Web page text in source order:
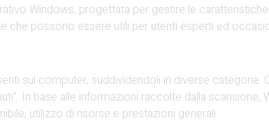
Windows, progettata per gestire le
che possono essere utili per utenti esperti ed
sul computer, suddividendoli in diverse categorie.
In base alle informazioni raccolte dalla scansione,
utilizzo di risorse e prestazioni generali.